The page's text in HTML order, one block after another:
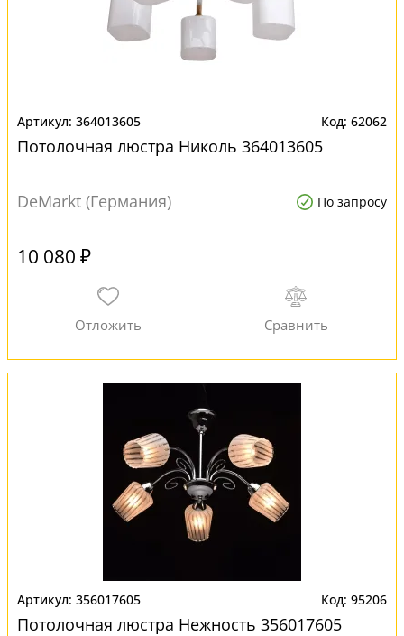
364013605 62062
Потолочная люстра Николь 364013605
DeMarkt (Германия) По запросу
10 080 ₽
356017605 95206
Потолочная люстра Нежность 356017605